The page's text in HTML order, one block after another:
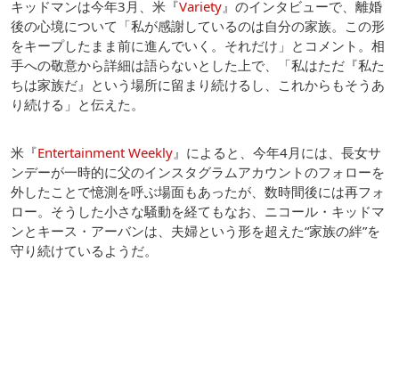
キッドマンは今年3月、米『Variety』のインタビューで、離婚
後の心境について「私が感謝しているのは自分の家族。この形
をキープしたまま前に進んでいく。それだけ」とコメント。相
手への敬意から詳細は語らないとした上で、「私はただ『私た
ちは家族だ』という場所に留まり続けるし、これからもそうあ
り続ける」と伝えた。
米『Entertainment Weekly』によると、今年4月には、長女サ
ンデーが一時的に父のインスタグラムアカウントのフォローを
外したことで憶測を呼ぶ場面もあったが、数時間後には再フォ
ロー。そうした小さな騒動を経てもなお、ニコール・キッドマ
ンとキース・アーバンは、夫婦という形を超えた“家族の絆”を
守り続けているようだ。